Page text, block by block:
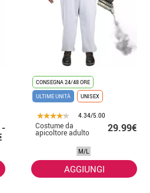
CONSEGNA 24/48 ORE
ULTIME UNITÀ
UNISEX
4.34/5.00
Costume da
apicoltore adulto 29.99€
M/L
AGGIUNGI